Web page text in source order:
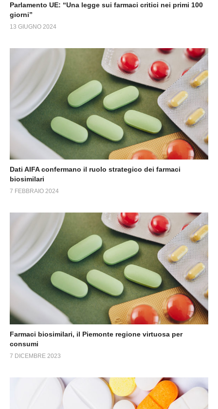
Parlamento UE: “Una legge sui farmaci critici nei primi 100
giorni”
13 GIUGNO 2024
Dati AIFA confermano il ruolo strategico dei farmaci
biosimilari
7 FEBBRAIO 2024
Farmaci biosimilari, il Piemonte regione virtuosa per
consumi
7 DICEMBRE 2023